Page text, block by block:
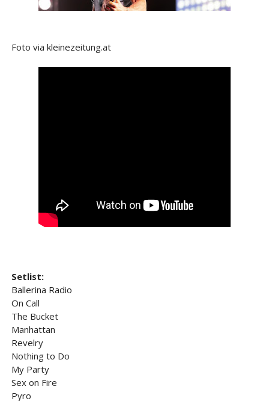
Foto via kleinezeitung.at
Setlist:
Ballerina Radio
On Call
The Bucket
Manhattan
Revelry
Nothing to Do
My Party
Sex on Fire
Pyro